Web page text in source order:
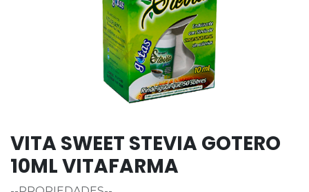
VITA SWEET STEVIA GOTERO
10ML VITAFARMA